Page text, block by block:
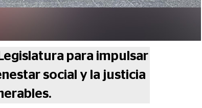
para impulsar
social y la justicia